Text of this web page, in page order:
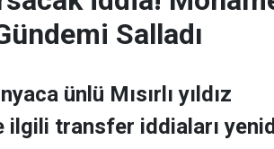
Salladı
ünlü Mısırlı yıldız
ilgili transfer iddiaları